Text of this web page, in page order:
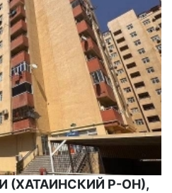
(ХАТАИНСКИЙ Р-ОН),